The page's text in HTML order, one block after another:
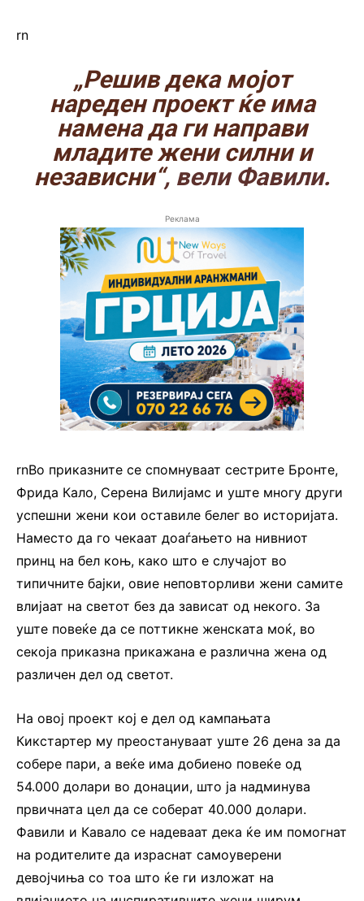
rn
„Решив дека мојот
нареден проект ќе има
намена да ги направи
младите жени силни и
независни“, вели Фавили.
Реклама
rnВо приказните се спомнуваат сестрите Бронте,
Фрида Кало, Серена Вилијамс и уште многу други
успешни жени кои оставиле белег во историјата.
Наместо да го чекаат доаѓањето на нивниот
принц на бел коњ, како што е случајот во
типичните бајки, овие неповторливи жени самите
влијаат на светот без да зависат од некого. За
уште повеќе да се поттикне женската моќ, во
секоја приказна прикажана е различна жена од
различен дел од светот.
На овој проект кој е дел од кампањата
Кикстартер му преостануваат уште 26 дена за да
собере пари, а веќе има добиено повеќе од
54.000 долари во донации, што ја надминува
првичната цел да се соберат 40.000 долари.
Фавили и Кавало се надеваат дека ќе им помогнат
на родителите да израснат самоуверени
девојчиња со тоа што ќе ги изложат на